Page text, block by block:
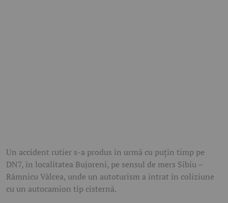
Un accident rutier s-a produs în urmă cu puțin timp pe
DN7, în localitatea Bujoreni, pe sensul de mers Sibiu –
Râmnicu Vâlcea, unde un autoturism a intrat în coliziune
cu un autocamion tip cisternă.